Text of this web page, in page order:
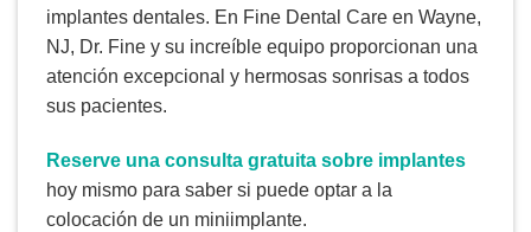
implantes dentales. En Fine Dental Care en Wayne,
NJ, Dr. Fine y su increíble equipo proporcionan una
atención excepcional y hermosas sonrisas a todos
sus pacientes.
Reserve una consulta gratuita sobre implantes
hoy mismo para saber si puede optar a la
colocación de un miniimplante.